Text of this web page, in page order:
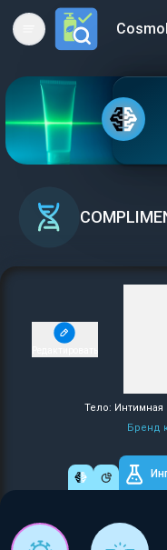
Open main menu
Тело: Интимная
Бренд